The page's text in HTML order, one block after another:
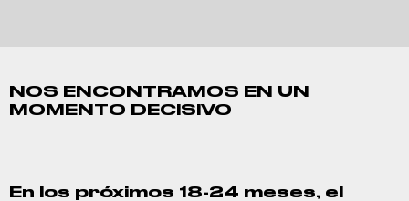
NOS ENCONTRAMOS EN UN
MOMENTO DECISIVO
En los próximos 18-24 meses, el